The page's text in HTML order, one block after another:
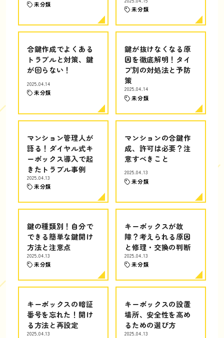
未分類
未分類
合鍵作成でよくある
トラブルと対策、鍵
が回らない！
2025.04.14
未分類
鍵が抜けなくなる原
因を徹底解明！タイ
プ別の対処法と予防
策
2025.04.14
未分類
マンション管理人が
語る！ダイヤル式キ
ーボックス導入で起
きたトラブル事例
2025.04.13
未分類
マンションの合鍵作
成、許可は必要？注
意すべきこと
2025.04.13
未分類
鍵の種類別！自分で
できる簡単な鍵開け
方法と注意点
2025.04.13
未分類
キーボックスが故
障？考えられる原因
と修理・交換の判断
2025.04.13
未分類
キーボックスの暗証
番号を忘れた！開け
る方法と再設定
2025.04.13
キーボックスの設置
場所、安全性を高め
るための選び方
2025.04.13